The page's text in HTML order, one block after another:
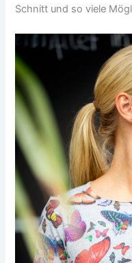
Schnitt und so viele